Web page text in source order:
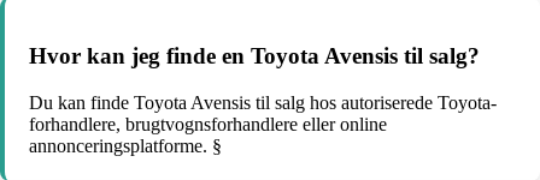
Hvor kan jeg finde en Toyota Avensis til salg?
Du kan finde Toyota Avensis til salg hos autoriserede Toyota-
forhandlere, brugtvognsforhandlere eller online
annonceringsplatforme. §